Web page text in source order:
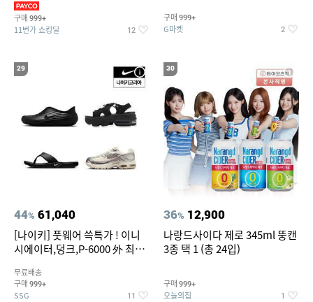
구매 999+
11번가 쇼킹딜 12
구매 999+
G마켓 2
29
44% 61,040
[나이키] 풋웨어 쓱특가 ! 이니
시에이터,덩크,P-6000 外 최대
무료배송
구매 999+
SSG 11
30
36% 12,900
나랑드사이다 제로 345ml 뚱캔
3종 택 1 (총 24입)
구매 999+
오늘의집 1